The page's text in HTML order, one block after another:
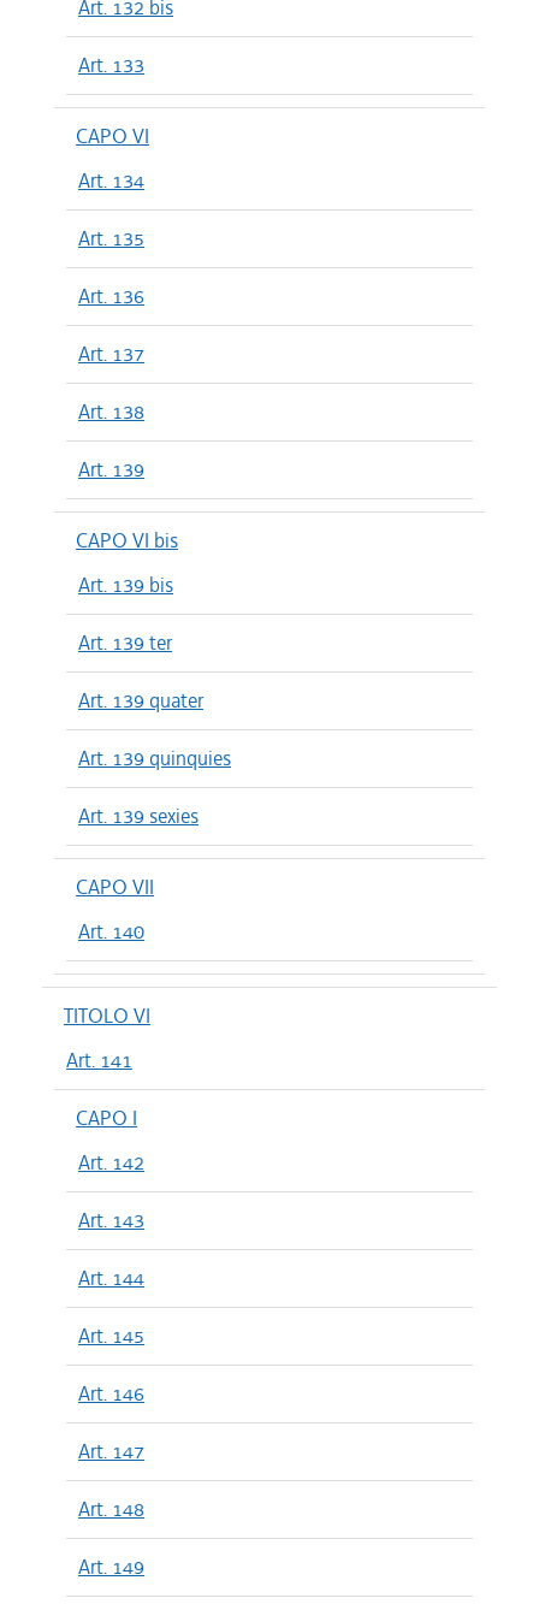
Art. 132 bis
Art. 133
CAPO VI
Art. 134
Art. 135
Art. 136
Art. 137
Art. 138
Art. 139
CAPO VI bis
Art. 139 bis
Art. 139 ter
Art. 139 quater
Art. 139 quinquies
Art. 139 sexies
CAPO VII
Art. 140
TITOLO VI
Art. 141
CAPO I
Art. 142
Art. 143
Art. 144
Art. 145
Art. 146
Art. 147
Art. 148
Art. 149